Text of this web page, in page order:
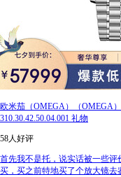
欧米茄（OMEGA）（OMEGA
310.30.42.50.04.001 礼物
58人好评
首先我不是托，说实话被一些
买，买之前特地买了个放大镜去